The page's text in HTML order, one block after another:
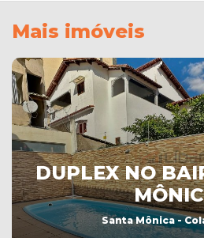
Mais imóveis
DUPLEX NO
Santa Mônica -